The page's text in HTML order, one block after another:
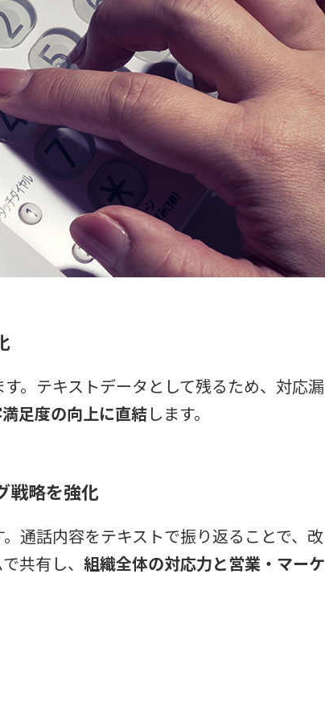
。テキストデータとして残るため、対応漏
足度の向上に直結します。
戦略を強化
通話内容をテキストで振り返ることで、改
共有し、 組織全体の対応力と営業・マーケ